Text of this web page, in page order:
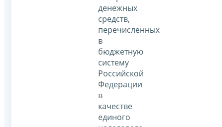
денежных
средств,
перечисленных
в
бюджетную
систему
Российской
Федерации
в
качестве
единого